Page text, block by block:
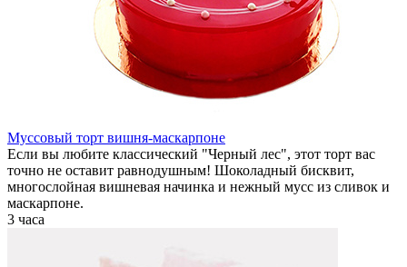
Муссовый торт вишня-маскарпоне
Если вы любите классический "Черный лес", этот торт вас
точно не оставит равнодушным! Шоколадный бисквит,
многослойная вишневая начинка и нежный мусс из сливок и
маскарпоне.
3 часа